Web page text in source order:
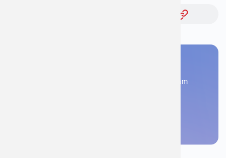
Đăng kí ngay để được các chuyên gia tư vấn và khám